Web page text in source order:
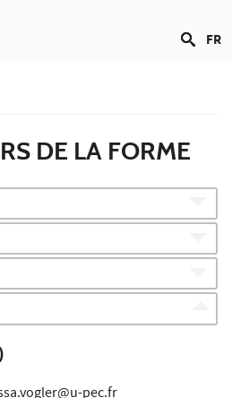
FR
DE LA FORME